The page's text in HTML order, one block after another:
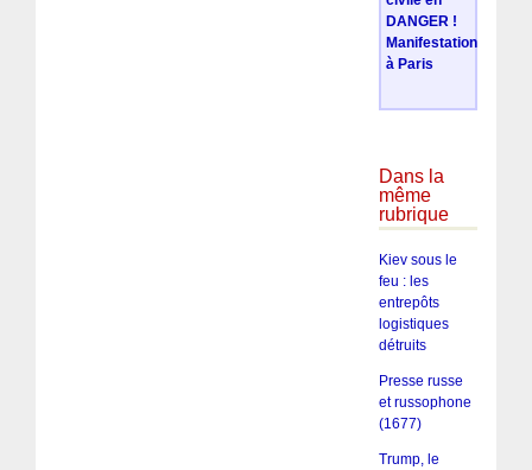
DANGER !
Manifestation
à Paris
Dans la
même
rubrique
Kiev sous le
feu : les
entrepôts
logistiques
détruits
Presse russe
et russophone
(1677)
Trump, le